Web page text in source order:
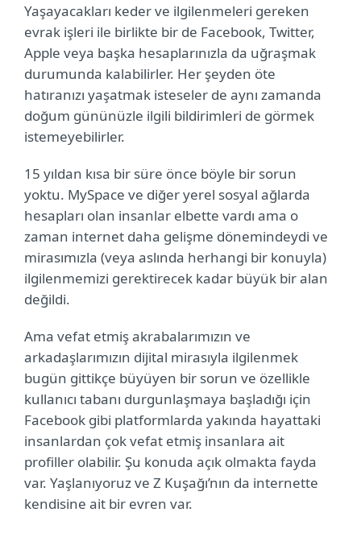
Yaşayacakları keder ve ilgilenmeleri gereken
evrak işleri ile birlikte bir de Facebook, Twitter,
Apple veya başka hesaplarınızla da uğraşmak
durumunda kalabilirler. Her şeyden öte
hatıranızı yaşatmak isteseler de aynı zamanda
doğum gününüzle ilgili bildirimleri de görmek
istemeyebilirler.
15 yıldan kısa bir süre önce böyle bir sorun
yoktu. MySpace ve diğer yerel sosyal ağlarda
hesapları olan insanlar elbette vardı ama o
zaman internet daha gelişme dönemindeydi ve
mirasımızla (veya aslında herhangi bir konuyla)
ilgilenmemizi gerektirecek kadar büyük bir alan
değildi.
Ama vefat etmiş akrabalarımızın ve
arkadaşlarımızın dijital mirasıyla ilgilenmek
bugün gittikçe büyüyen bir sorun ve özellikle
kullanıcı tabanı durgunlaşmaya başladığı için
Facebook gibi platformlarda yakında hayattaki
insanlardan çok vefat etmiş insanlara ait
profiller olabilir. Şu konuda açık olmakta fayda
var. Yaşlanıyoruz ve Z Kuşağı’nın da internette
kendisine ait bir evren var.